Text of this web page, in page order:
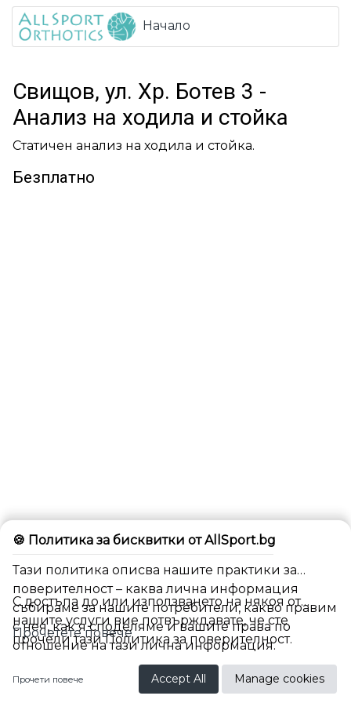
BG
🍪 Политика за бисквитки от AllSport.bg
Тази политика описва нашите практики за
поверителност – каква лична информация
събираме за нашите потребители, какво правим
с нея, как я споделяме и вашите права по
отношение на тази лична информация.
С достъпа до или използването на някоя от
нашите услуги вие потвърждавате, че сте
прочели тази Политика за поверителност.
Прочетете повече
Прочети повече Accept All Manage cookies
Начало
Свищов, ул. Хр. Ботев 3 -
Анализ на ходила и стойка
Статичен анализ на ходила и стойка.
Безплатно